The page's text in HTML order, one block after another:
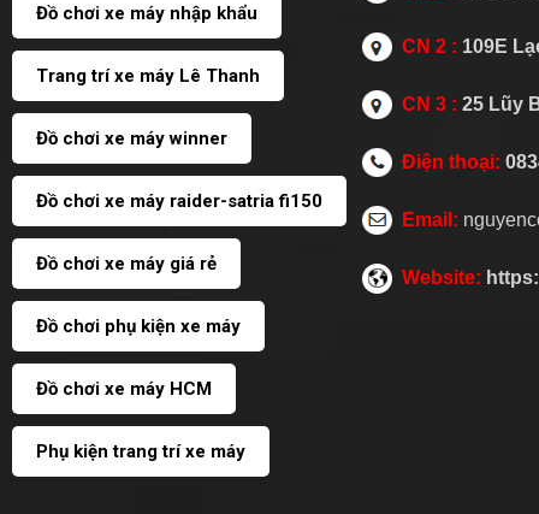
Đồ chơi xe máy nhập khẩu
Trang trí xe máy Lê Thanh
Đồ chơi xe máy winner
Đồ chơi xe máy raider-satria fi150
Đồ chơi xe máy giá rẻ
Đồ chơi phụ kiện xe máy
Đồ chơi xe máy HCM
Phụ kiện trang trí xe máy
CN 2 : 109E
CN 3 : 25 Lũy
Điện thoại:
Email:
Website: